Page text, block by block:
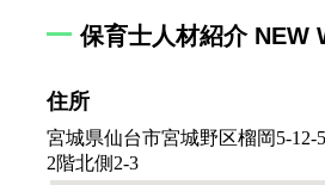
保育士人材紹介 NEW
住所